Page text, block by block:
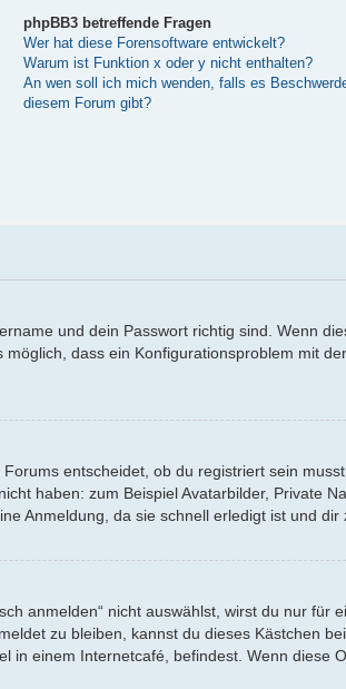
phpBB3 betreffende Fragen
Wer hat diese Forensoftware entwickelt?
Warum ist Funktion x oder y nicht enthalten?
An wen soll ich mich wenden, falls es
diesem Forum gibt?
und dein Passwort richtig sind. Wenn
dass ein Konfigurationsproblem mit
entscheidet, ob du registriert sein
haben: zum Beispiel Avatarbilder, Private
Anmeldung, da sie schnell erledigt ist und dir
anmelden“ nicht auswählst, wirst du nur für
zu bleiben, kannst du dieses Kästchen
einem Internetcafé, befindest. Wenn diese